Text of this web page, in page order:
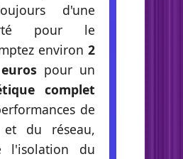
d'une
pour le
environ2
pour un
complet
de
du réseau,
l'isolation du